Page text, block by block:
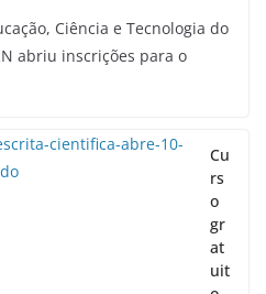
Ciência e Tecnologia do
abriu inscrições para o
Cu
rs
o
gr
at
uit